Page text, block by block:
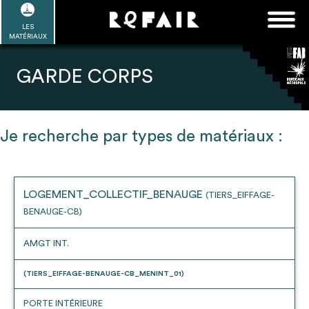
Passer
contenu
LES
MATÉRIAUX
EN SAVOIR PLUS
FAQ
Rechercher :
Refair mode d'emploi
1
Une fois connnecté, Télécharger les
GARDE CORPS
Je recherche par types de matériaux :
LOGEMENT_COLLECTIF_BENAUGE (TIERS_EIFFAGE-
BENAUGE-CB)
AMGT INT.
(TIERS_EIFFAGE-BENAUGE-CB_MENINT_01)
PORTE INTÉRIEURE